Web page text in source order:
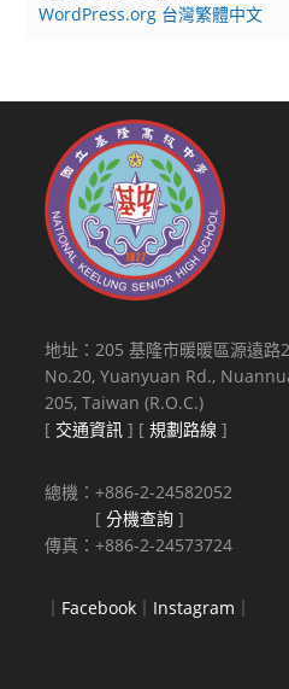
WordPress.org 台灣繁體中文
地址：205 基隆市暖暖區源遠路
No.20, Yuanyuan Rd.,
205, Taiwan (R.O.C.)
[ 交通資訊 ] [規劃路線 ]
總機：+886-2-24582052
[分機查詢 ]
傳真：+886-2-24573724
｜ Facebook ｜ Instagram ｜